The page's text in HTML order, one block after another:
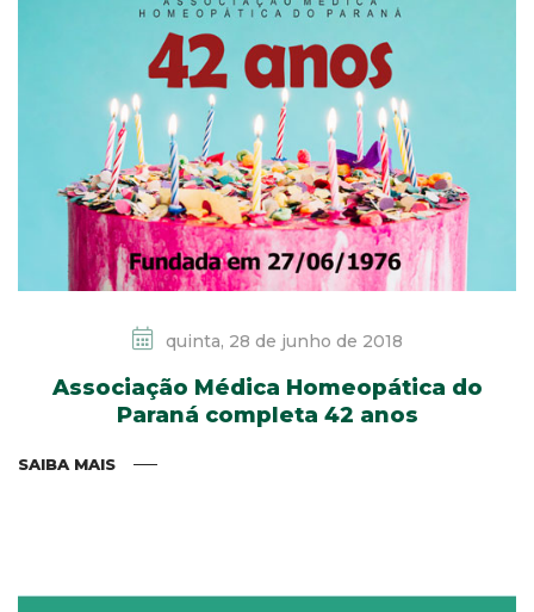
quinta, 28 de junho de 2018
Associação Médica Homeopática do
Paraná completa 42 anos
SAIBA MAIS